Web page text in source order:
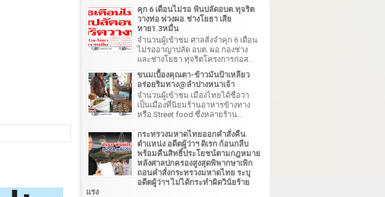
คุก 6 เดือนไม่รอ ฟันปลัดอบต.ทุจริต
วางท่อ พ่วงผอ.ช่างโยธา เสีย
หาย1.3หมื่น
จำนวนผู้เข้าชม ศาลสั่งจำคุก 6 เดือน
ไม่รออาญาปลัด อบต. ผอ.กองช่าง
และช่างโยธา ทุจริตโครงการก่อส...
ขนมเบื้องคุณตา-ข้าวมันป้าเหลียว
อร่อยริมทาง@ลำปางหนาเจ้า
จำนวนผู้เข้าชม เมืองไทยได้ชื่อว่า
เป็นเมืองที่นิยมร้านอาหารข้างทาง
หรือ Street food ซึ่งหลายร้าน...
กระทรวงมหาดไทยออกคำสั่งคืน
ตำแหน่ง อดีตผู้ว่าฯ ดิเรก ก้อนกลีบ
พร้อมคืนสิทธิ์ประโยชน์ตามกฎหมาย
หลังศาลปกครองสูงสุดพิพากษาเพิก
ถอนคำสั่งกระทรวงมหาดไทย ระบุ
อดีตผู้ว่าฯ ไม่ได้กระทำผิดวินัยร้าย
แรง